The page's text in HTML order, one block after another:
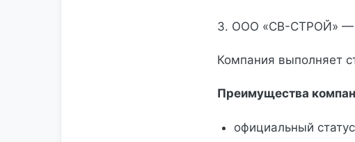
3. ООО «СВ-СТРОЙ» —
Компания выполняет
Преимущества
официальный